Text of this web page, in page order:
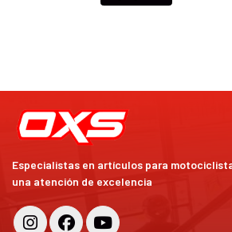
Especialistas en artículos para
una atención de excelencia